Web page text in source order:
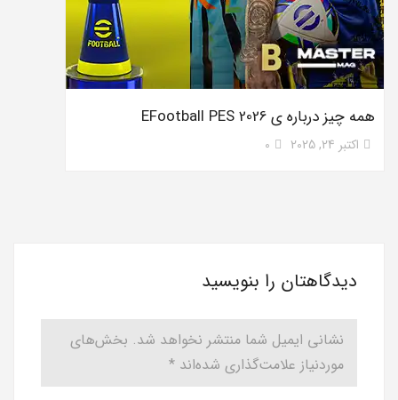
همه چیز درباره ی EFootball PES 2026
اکتبر 24, 2025 0
دیدگاهتان را بنویسید
نشانی ایمیل شما منتشر نخواهد شد. بخش‌های
موردنیاز علامت‌گذاری شده‌اند *